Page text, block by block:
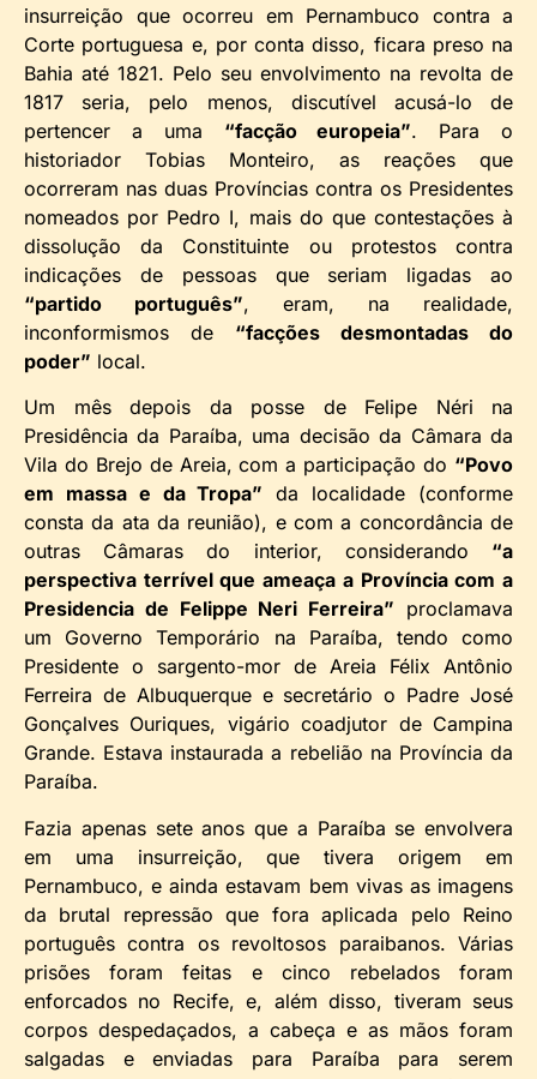
insurreição que ocorreu em Pernambuco contra a
Corte portuguesa e, por conta disso, ficara preso na
Bahia até 1821. Pelo seu envolvimento na revolta de
1817 seria, pelo menos, discutível acusá-lo de
pertencer a uma “facção europeia”. Para o
historiador Tobias Monteiro, as reações que
ocorreram nas duas Províncias contra os Presidentes
nomeados por Pedro I, mais do que contestações à
dissolução da Constituinte ou protestos contra
indicações de pessoas que seriam ligadas ao
“partido português”, eram, na realidade,
inconformismos de “facções desmontadas do
poder” local.
Um mês depois da posse de Felipe Néri na
Presidência da Paraíba, uma decisão da Câmara da
Vila do Brejo de Areia, com a participação do “Povo
em massa e da Tropa” da localidade (conforme
consta da ata da reunião), e com a concordância de
outras Câmaras do interior, considerando “a
perspectiva terrível que ameaça a Província com a
Presidencia de Felippe Neri Ferreira” proclamava
um Governo Temporário na Paraíba, tendo como
Presidente o sargento-mor de Areia Félix Antônio
Ferreira de Albuquerque e secretário o Padre José
Gonçalves Ouriques, vigário coadjutor de Campina
Grande. Estava instaurada a rebelião na Província da
Paraíba.
Fazia apenas sete anos que a Paraíba se envolvera
em uma insurreição, que tivera origem em
Pernambuco, e ainda estavam bem vivas as imagens
da brutal repressão que fora aplicada pelo Reino
português contra os revoltosos paraibanos. Várias
prisões foram feitas e cinco rebelados foram
enforcados no Recife, e, além disso, tiveram seus
corpos despedaçados, a cabeça e as mãos foram
salgadas e enviadas para Paraíba para serem